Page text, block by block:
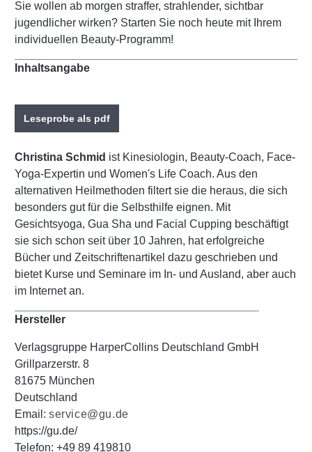
Sie wollen ab morgen straffer, strahlender, sichtbar
jugendlicher wirken? Starten Sie noch heute mit Ihrem
individuellen Beauty-Programm!
Inhaltsangabe
Leseprobe als pdf
Christina Schmid ist Kinesiologin, Beauty-Coach, Face-
Yoga-Expertin und Women's Life Coach. Aus den
alternativen Heilmethoden filtert sie die heraus, die sich
besonders gut für die Selbsthilfe eignen. Mit
Gesichtsyoga, Gua Sha und Facial Cupping beschäftigt
sie sich schon seit über 10 Jahren, hat erfolgreiche
Bücher und Zeitschriftenartikel dazu geschrieben und
bietet Kurse und Seminare im In- und Ausland, aber auch
im Internet an.
Hersteller
Verlagsgruppe HarperCollins Deutschland GmbH
Grillparzerstr. 8
81675 München
Deutschland
Email: service@gu.de
https://gu.de/
Telefon: +49 89 419810